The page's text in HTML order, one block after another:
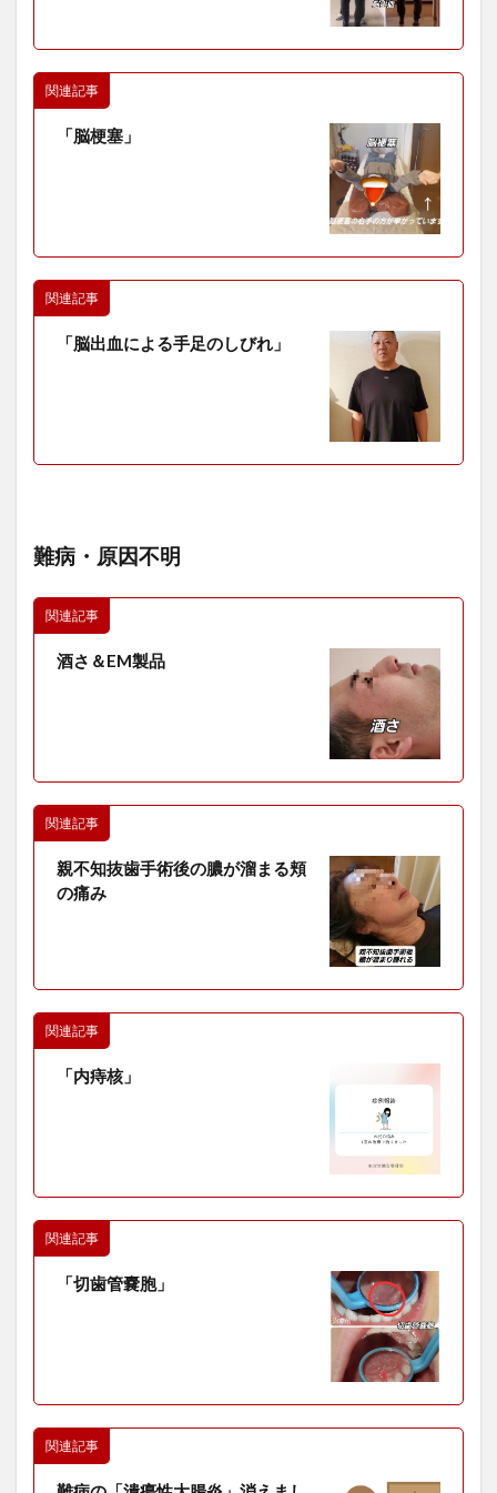
関連記事
「脳梗塞」
関連記事
「脳出血による手足のしびれ」
難病・原因不明
関連記事
酒さ＆EM製品
関連記事
親不知抜歯手術後の膿が溜まる頬
の痛み
関連記事
「内痔核」
関連記事
「切歯管嚢胞」
関連記事